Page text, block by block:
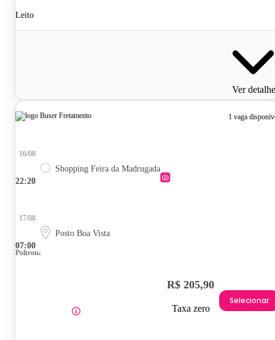
Leito
Ver
1 vaga
22:20
16/08
Shopping Feira da Madrugada
07:00
17/08
Posto Boa Vista
Poltrona
R$ 205,90
Taxa zero
Selecionar